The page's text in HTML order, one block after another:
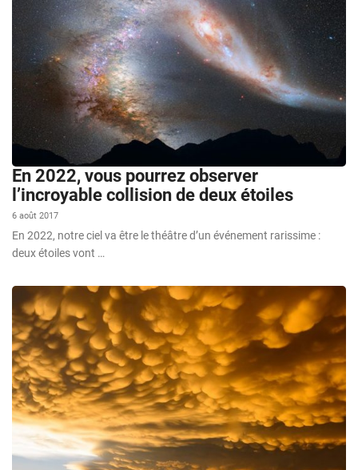
En 2022, vous pourrez observer
l’incroyable collision de deux étoiles
6 août 2017
En 2022, notre ciel va être le théâtre d’un événement rarissime :
deux étoiles vont …